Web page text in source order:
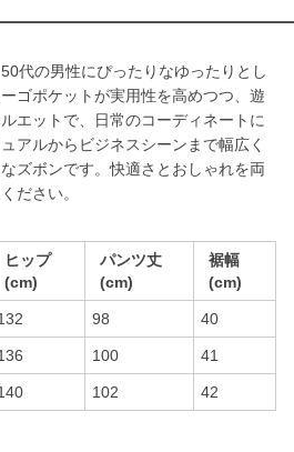
代の男性にぴったりなゆったりとし
ゴポケットが実用性を高めつつ、遊
エットで、日常のコーディネートに
アルからビジネスシーンまで幅広く
ズボンです。快適さとおしゃれを両
ださい。
ヒップ
(cm)
パンツ丈
(cm)
裾幅
(cm)
98 40
100 41
102 42